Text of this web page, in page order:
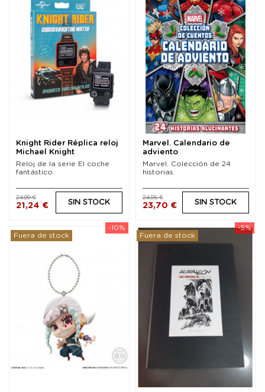
Knight Rider Réplica reloj
Michael Knight
Reloj de la serie El coche
fantástico
21,24 €
24,99 €
SIN STOCK
Marvel. Calendario de
adviento
Marvel. Colección de 24
historias.
23,70 €
24,95 €
SIN STOCK
-10%
Fuera de stock
-5%
Fuera de stock